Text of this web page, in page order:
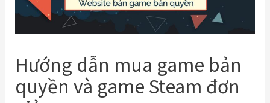
Hướng dẫn mua game bản
quyền và game Steam đơn